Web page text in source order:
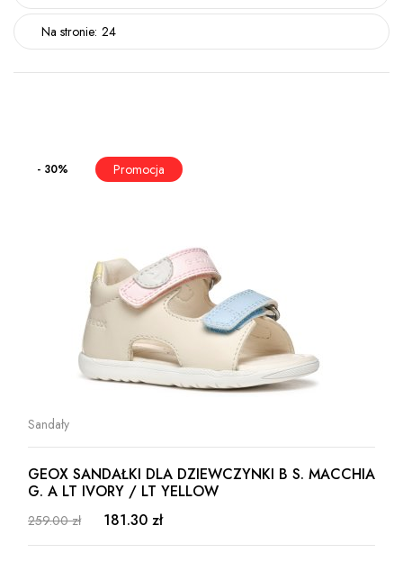
Na stronie: 24
- 30%
Sandały
GEOX SANDAŁKI DLA DZIEWCZYNKI B S. MACCHIA
G. A LT IVORY / LT YELLOW
259.00 zł 181.30 zł